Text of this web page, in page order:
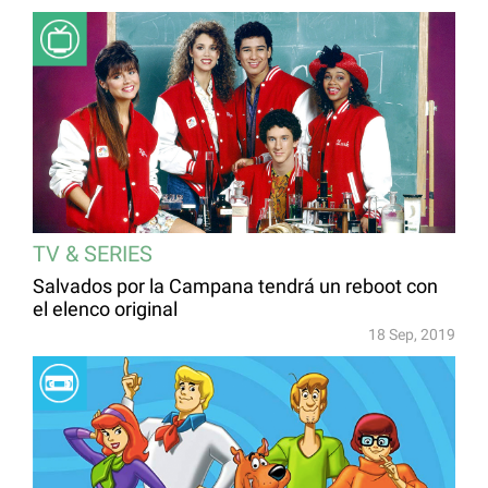
TV & SERIES
Salvados por la Campana tendrá un reboot con
el elenco original
18 Sep, 2019